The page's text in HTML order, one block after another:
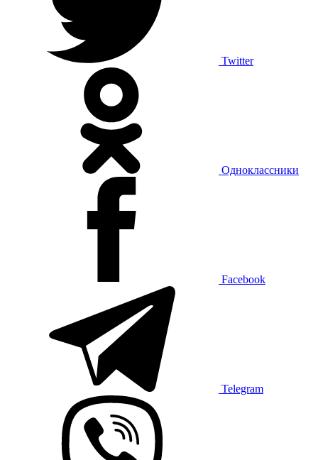
Twitter
Одноклассники
Facebook
Telegram